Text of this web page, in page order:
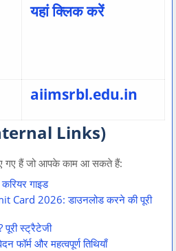
यहां क्लिक करें
aiimsrbl.edu.in
Links)
गए हैं जो आपके काम आ सकते हैं:
गाइड
Card 2026: डाउनलोड करने की पूरी
पूरी स्ट्रैटेजी
और महत्वपूर्ण तिथियाँ